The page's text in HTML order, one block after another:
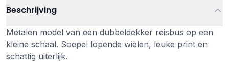
Beschrijving
Metalen model van een dubbeldekker reisbus op een
kleine schaal. Soepel lopende wielen, leuke print en
schattig uiterlijk.